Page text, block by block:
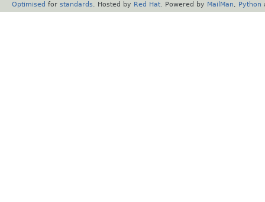
Optimised for standards . Hosted by Red Hat . Powered by MailMan Python